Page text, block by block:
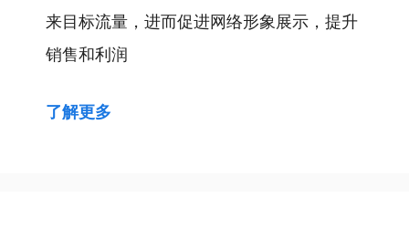
来目标流量，进而促进网络形象展示，提升
销售和利润
了解更多